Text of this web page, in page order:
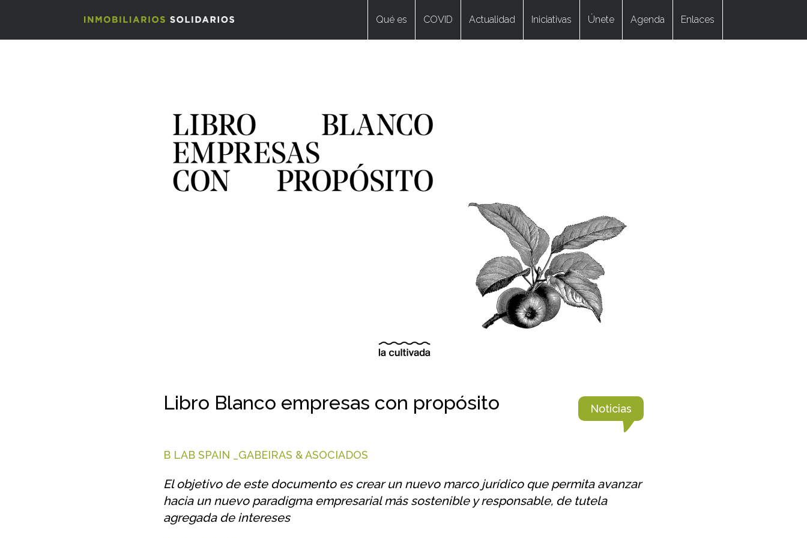
Qué es COVID Actualidad Iniciativas Únete Agenda Enlaces
Libro Blanco empresas con propósito Noticias
B LAB SPAIN _GABEIRAS & ASOCIADOS
El objetivo de este documento es crear un nuevo marco jurídico que permita avanzar
hacia un nuevo paradigma empresarial más sostenible y responsable, de tutela
agregada de intereses